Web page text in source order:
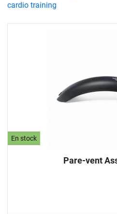
En stock
Pare-vent
cardio training